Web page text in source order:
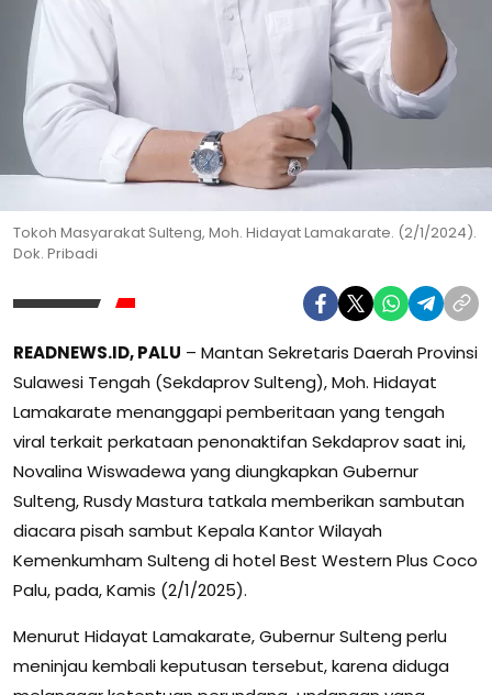
Tokoh Masyarakat Sulteng, Moh. Hidayat Lamakarate. (2/1/2024).
Dok. Pribadi
READNEWS.ID, PALU – Mantan Sekretaris Daerah Provinsi
Sulawesi Tengah (Sekdaprov Sulteng), Moh. Hidayat
Lamakarate menanggapi pemberitaan yang tengah
viral terkait perkataan penonaktifan Sekdaprov saat ini,
Novalina Wiswadewa yang diungkapkan Gubernur
Sulteng, Rusdy Mastura tatkala memberikan sambutan
diacara pisah sambut Kepala Kantor Wilayah
Kemenkumham Sulteng di hotel Best Western Plus Coco
Palu, pada, Kamis (2/1/2025).
Menurut Hidayat Lamakarate, Gubernur Sulteng perlu
meninjau kembali keputusan tersebut, karena diduga